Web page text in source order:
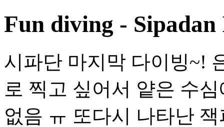
Fun diving -
시파단 마지막 다이빙~!
로 찍고 싶어서 얕은 수
없음 ㅠ 또다시 나타난